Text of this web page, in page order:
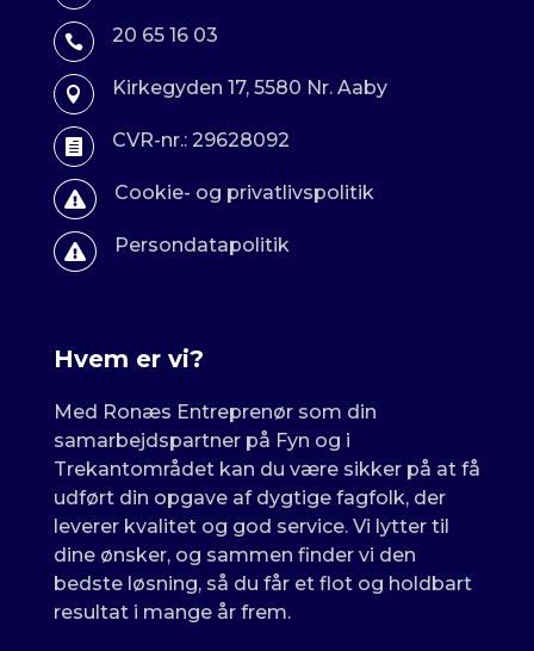
 20 65 16 03
 Kirkegyden 17, 5580 Nr. Aaby
 CVR-nr.: 29628092
 Cookie- og privatlivspolitik
 Persondatapolitik
Hvem er vi?
Med Ronæs Entreprenør som din
samarbejdspartner på Fyn og i
Trekantområdet kan du være sikker på at få
udført din opgave af dygtige fagfolk, der
leverer kvalitet og god service. Vi lytter til
dine ønsker, og sammen finder vi den
bedste løsning, så du får et flot og holdbart
resultat i mange år frem.